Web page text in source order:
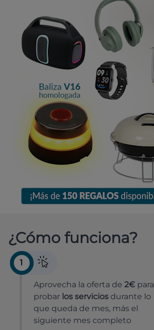
¿Cómo funciona?
1
Aprovecha la oferta de 2€ para
probar los servicios durante lo
que queda de mes, más el
siguiente mes completo